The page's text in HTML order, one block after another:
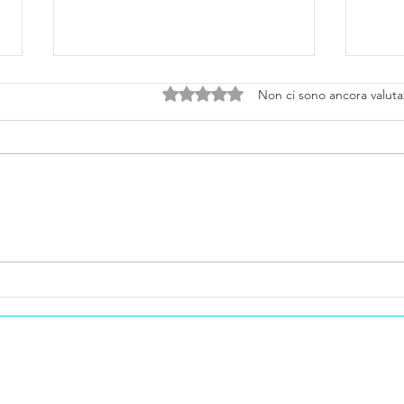
Valutazione 0 stelle su 5.
Non ci sono ancora